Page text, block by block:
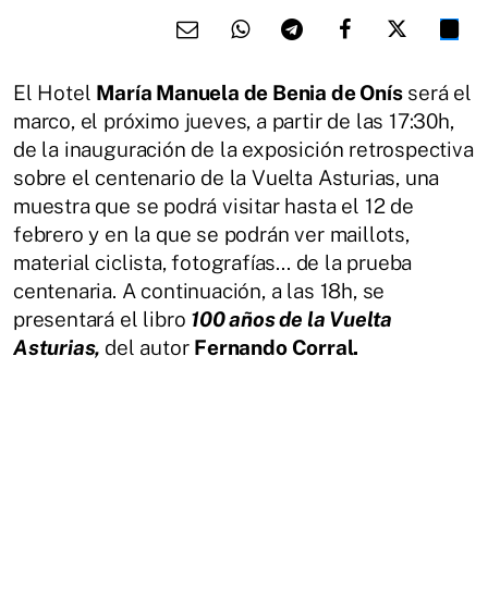
El Hotel María Manuela de Benia de Onísserá el
marco, el próximo jueves, a partir de las 17:30h,
de la inauguración de la exposición retrospectiva
sobre el centenario de la Vuelta Asturias, una
muestra que se podrá visitar hasta el 12 de
febrero y en la que se podrán ver maillots,
material ciclista, fotografías... de la prueba
centenaria. A continuación, a las 18h, se
presentará el libro 100 años de la Vuelta
Asturias, del autor Fernando Corral.